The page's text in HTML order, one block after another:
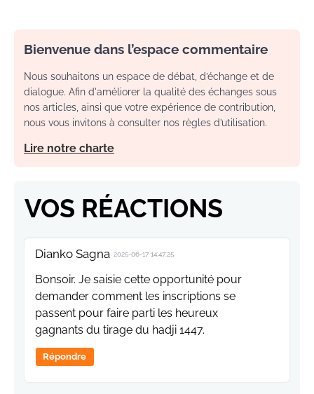
Bienvenue dans l’espace commentaire
Nous souhaitons un espace de débat, d’échange et de
dialogue. Afin d'améliorer la qualité des échanges sous
nos articles, ainsi que votre expérience de contribution,
nous vous invitons à consulter nos règles d’utilisation.
Lire notre charte
VOS RÉACTIONS
Dianko Sagna 2025-06-17 14:47:25
Bonsoir. Je saisie cette opportunité pour
demander comment les inscriptions se
passent pour faire parti les heureux
gagnants du tirage du hadji 1447.
Répondre